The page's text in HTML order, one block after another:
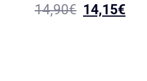
14,90€ 14,15€